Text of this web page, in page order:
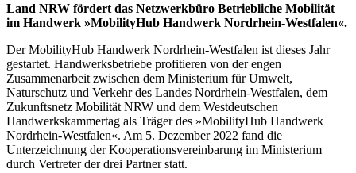
Land NRW fördert das Netzwerkbüro Betriebliche Mobilität
im Handwerk »MobilityHub Handwerk Nordrhein-Westfalen«.
Der MobilityHub Handwerk Nordrhein-Westfalen ist dieses Jahr
gestartet. Handwerksbetriebe profitieren von der engen
Zusammenarbeit zwischen dem Ministerium für Umwelt,
Naturschutz und Verkehr des Landes Nordrhein-Westfalen, dem
Zukunftsnetz Mobilität NRW und dem Westdeutschen
Handwerkskammertag als Träger des »MobilityHub Handwerk
Nordrhein-Westfalen«. Am 5. Dezember 2022 fand die
Unterzeichnung der Kooperationsvereinbarung im Ministerium
durch Vertreter der drei Partner statt.